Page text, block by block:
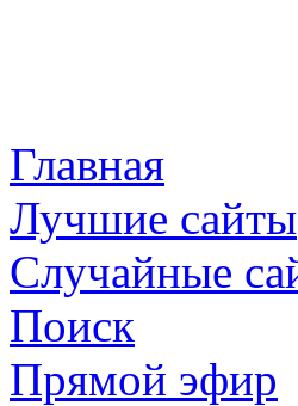
Главная
Лучшие сайты
Случайные
Поиск
Прямой эфир